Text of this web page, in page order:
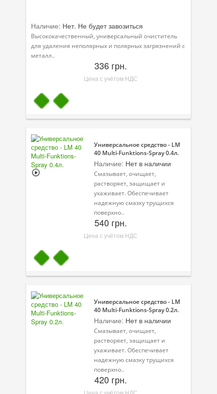
Наличие: Нет. Не будет завозиться
Высококачественный, универсальный очиститель
для удаления неполярных и полярных загрязнений с
металл..
336 грн.
Цена с учётом НДС
Универсальное средство - LM
40 Multi-Funktions-Spray 0.4л.
Наличие: Нет в наличии
Смазывает, очищает,
растворяет, защищает и
ухаживает. Обеспечивает
надежную смазку трущихся
поверхно..
540 грн.
Цена с учётом НДС
Универсальное средство - LM
40 Multi-Funktions-Spray 0.2л.
Наличие: Нет в наличии
Смазывает, очищает,
растворяет, защищает и
ухаживает. Обеспечивает
надежную смазку трущихся
поверхно..
420 грн.
Цена с учётом НДС